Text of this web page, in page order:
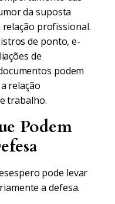
da suposta
profissional.
de ponto, e-
de
podem
relação
trabalho.
Podem
pode levar
a defesa.